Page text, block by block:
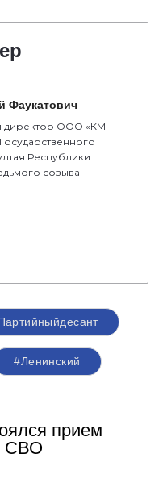
Фаукатович
директор ООО «КМ-
Республики
созыва
#Ленинский
прием
СВО